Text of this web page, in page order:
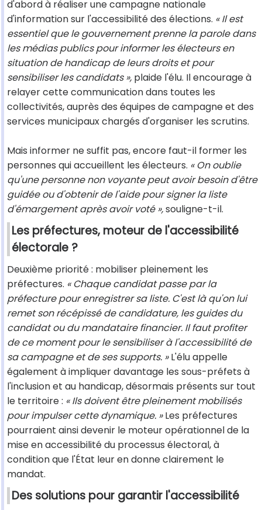
d'abord à réaliser une campagne nationale
d'information sur l'accessibilité des élections. « Il est
essentiel que le gouvernement prenne la parole dans
les médias publics pour informer les électeurs en
situation de handicap de leurs droits et pour
sensibiliser les candidats », plaide l'élu. Il encourage à
relayer cette communication dans toutes les
collectivités, auprès des équipes de campagne et des
services municipaux chargés d'organiser les scrutins.
Mais informer ne suffit pas, encore faut-il former les
personnes qui accueillent les électeurs. « On oublie
qu'une personne non voyante peut avoir besoin d'être
guidée ou d'obtenir de l'aide pour signer la liste
d'émargement après avoir voté »,souligne-t-il.
Les préfectures, moteur de l'accessibilité
électorale ?
Deuxième priorité : mobiliser pleinement les
préfectures. « Chaque candidat passe par la
préfecture pour enregistrer sa liste. C'est là qu'on lui
remet son récépissé de candidature, les guides du
candidat ou du mandataire financier. Il faut profiter
de ce moment pour le sensibiliser à l'accessibilité de
sa campagne et de ses supports. »L'élu appelle
également à impliquer davantage les sous-préfets à
l'inclusion et au handicap, désormais présents sur tout
le territoire : « Ils doivent être pleinement mobilisés
pour impulser cette dynamique. »Les préfectures
pourraient ainsi devenir le moteur opérationnel de la
mise en accessibilité du processus électoral, à
condition que l'État leur en donne clairement le
mandat.
Des solutions pour garantir l'accessibilité